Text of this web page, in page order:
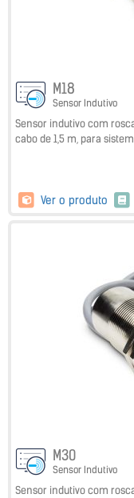
M18
Sensor Indutivo
Sensor indutivo com
cabo de 1,5 m, para
Ver o produto
M30
Sensor Indutivo
Sensor indutivo com